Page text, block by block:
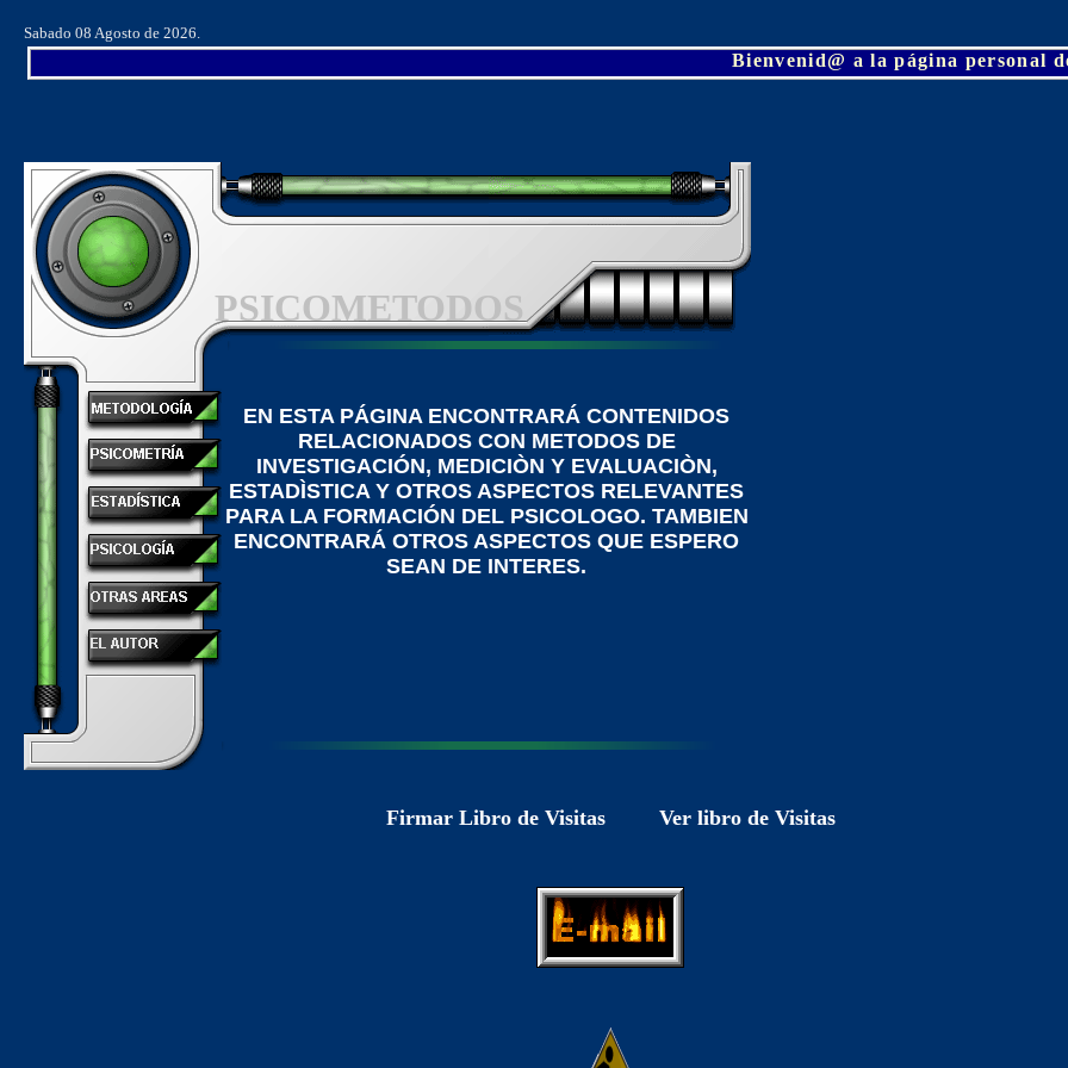
Sabado 08 Agosto de 2026.
Bienvenid@ a la página personal de
PSICOMETODOS
EN ESTA PÁGINA ENCONTRARÁ CONTENIDOS
RELACIONADOS CON METODOS DE
INVESTIGACIÓN, MEDICIÒN Y EVALUACIÒN,
ESTADÌSTICA Y OTROS ASPECTOS RELEVANTES
PARA LA FORMACIÓN DEL PSICOLOGO. TAMBIEN
ENCONTRARÁ OTROS ASPECTOS QUE ESPERO
SEAN DE INTERES.
Firmar Libro de Visitas Ver libro de Visitas